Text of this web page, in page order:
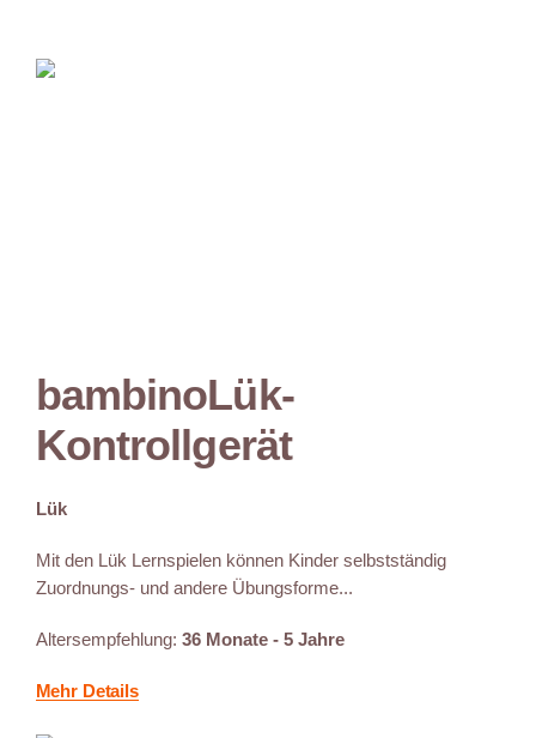
bambinoLük-
Kontrollgerät
Lük
Mit den Lük Lernspielen können Kinder selbstständig
Zuordnungs- und andere Übungsforme...
Altersempfehlung: 36 Monate - 5 Jahre
Mehr Details